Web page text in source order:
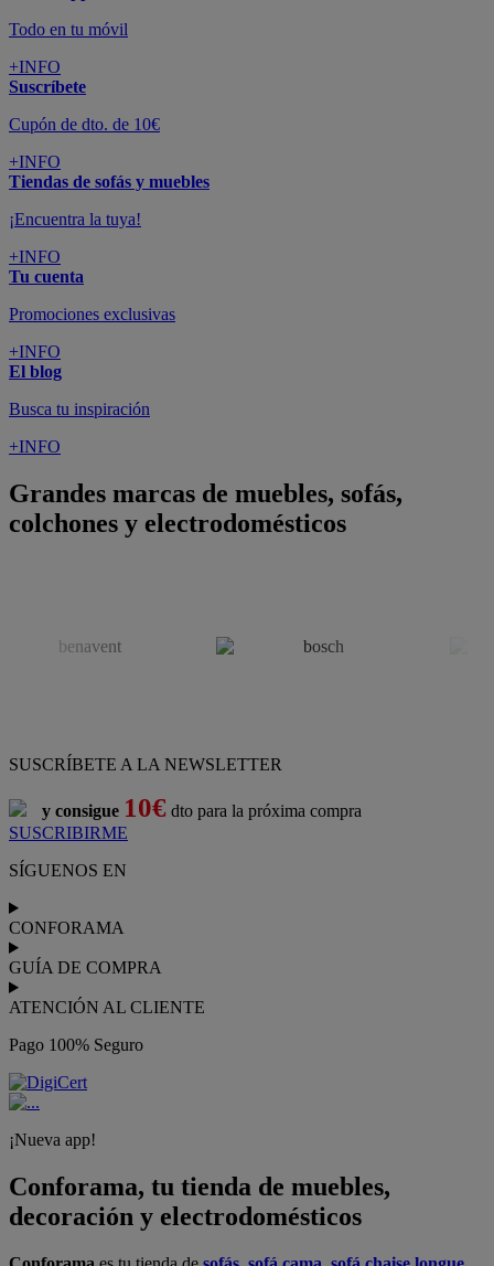
Todo en tu móvil
+INFO
Suscríbete
Cupón de dto. de 10€
+INFO
Tiendas de sofás y muebles
¡Encuentra la tuya!
+INFO
Tu cuenta
Promociones exclusivas
+INFO
El blog
Busca tu inspiración
+INFO
Grandes marcas de muebles, sofás,
colchones y electrodomésticos
SUSCRÍBETE A LA NEWSLETTER
y consigue 10€ dto para la próxima compra
SUSCRIBIRME
SÍGUENOS EN
CONFORAMA
GUÍA DE COMPRA
ATENCIÓN AL CLIENTE
Pago 100% Seguro
¡Nueva app!
Conforama, tu tienda de muebles,
decoración y electrodomésticos